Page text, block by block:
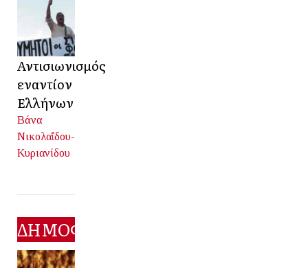
Αντισιωνισμός
εναντίον
Ελλήνων
Βάνα
Νικολαΐδου-
Κυριανίδου
ΔΗΜΟΦΙΛΕΣΤΕΡΑ